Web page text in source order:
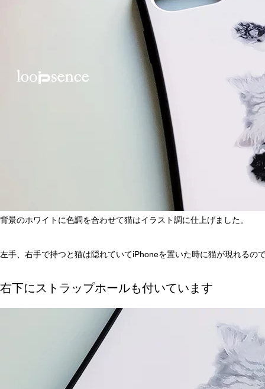
背景のホワイトに色調を合わせて猫はイラスト調に仕上げました。
左手、右手で持つと猫は隠れていてiPhoneを置いた時に猫が現れるの
右下にストラップホールも付いています